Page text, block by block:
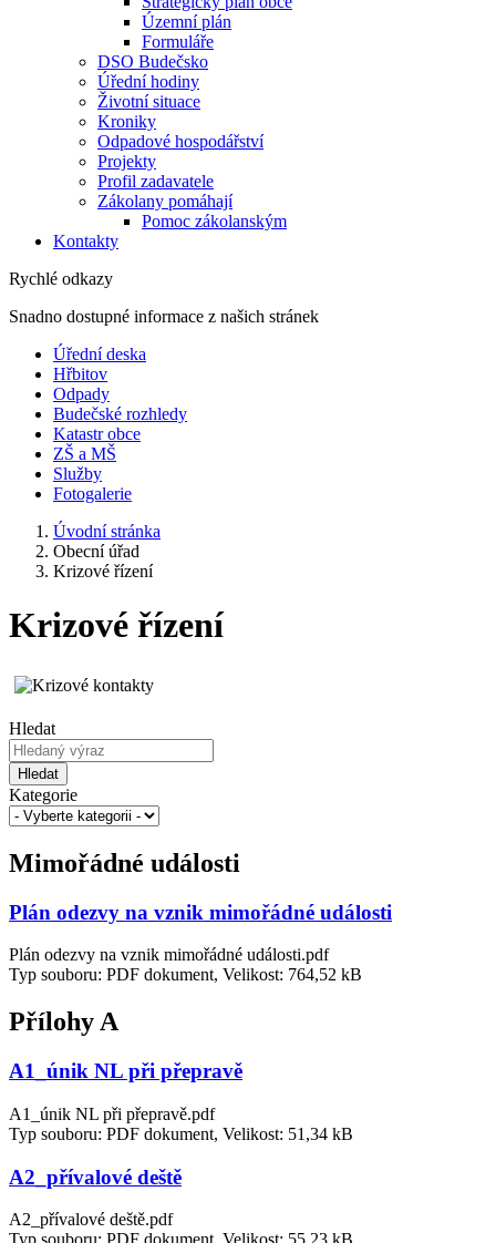
Územní plán
Formuláře
DSO Budečsko
Úřední hodiny
Životní situace
Kroniky
Odpadové hospodářství
Projekty
Profil zadavatele
Zákolany pomáhají
Pomoc zákolanským
Kontakty
Rychlé odkazy
Snadno dostupné informace z našich stránek
Úřední deska
Hřbitov
Odpady
Budečské rozhledy
Katastr obce
ZŠ a MŠ
Služby
Fotogalerie
Úvodní stránka
Obecní úřad
Krizové řízení
Krizové řízení
Hledat
Hledat
Kategorie
Mimořádné události
Plán odezvy na vznik mimořádné události
Plán odezvy na vznik mimořádné události.pdf
Typ souboru: PDF dokument, Velikost: 764,52 kB
Přílohy A
A1_únik NL při přepravě
A1_únik NL při přepravě.pdf
Typ souboru: PDF dokument, Velikost: 51,34 kB
A2_přívalové deště
A2_přívalové deště.pdf